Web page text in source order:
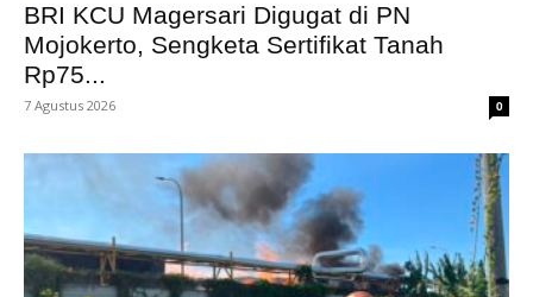
BRI KCU Magersari Digugat di PN
Mojokerto, Sengketa Sertifikat Tanah
Rp75...
7 Agustus 2026 0